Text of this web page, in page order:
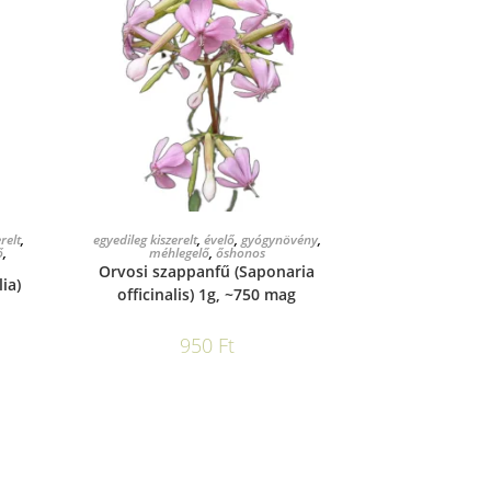
,
,
KOSÁRBA TESZEM
egyedileg kiszerelt, évelő, gyógynövény,
méhlegelő, őshonos
Orvosi szappanfű (Saponaria
officinalis) 1g, ~750 mag
950 Ft